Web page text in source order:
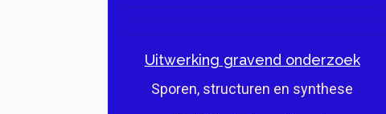
Uitwerking gravend onderzoek
Sporen, structuren en synthese